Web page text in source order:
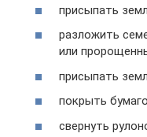
присыпать
разложить
или
присыпать
покрыть
свернуть